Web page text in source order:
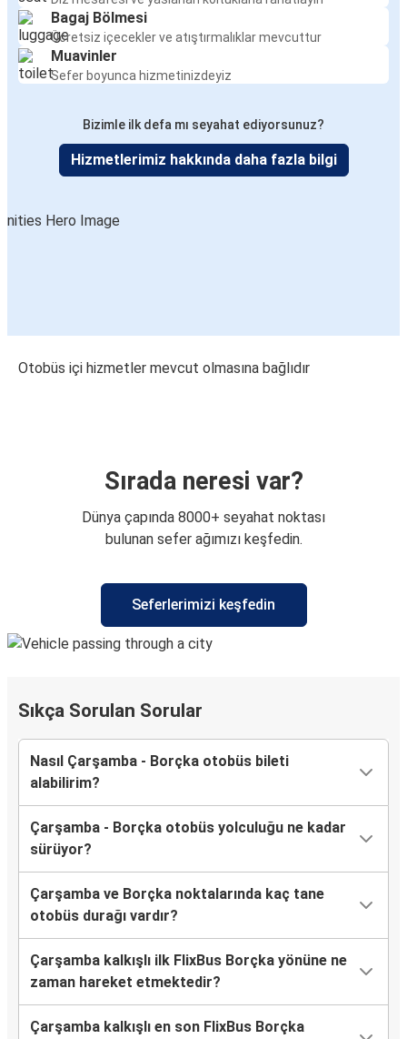
Bagaj Bölmesi
Ücretsiz içecekler ve atıştırmalıklar mevcuttur
Muavinler
Sefer boyunca hizmetinizdeyiz
Bizimle ilk defa mı seyahat ediyorsunuz?
Hizmetlerimiz hakkında daha fazla bilgi
Otobüs içi hizmetler mevcut olmasına bağlıdır
Sırada neresi var?
Dünya çapında 8000+ seyahat noktası
bulunan sefer ağımızı keşfedin.
Seferlerimizi keşfedin
Sıkça Sorulan Sorular
Nasıl Çarşamba - Borçka otobüs bileti
alabilirim?
Çarşamba - Borçka otobüs yolculuğu ne kadar
sürüyor?
Çarşamba ve Borçka noktalarında kaç tane
otobüs durağı vardır?
Çarşamba kalkışlı ilk FlixBus Borçka yönüne ne
zaman hareket etmektedir?
Çarşamba kalkışlı en son FlixBus Borçka